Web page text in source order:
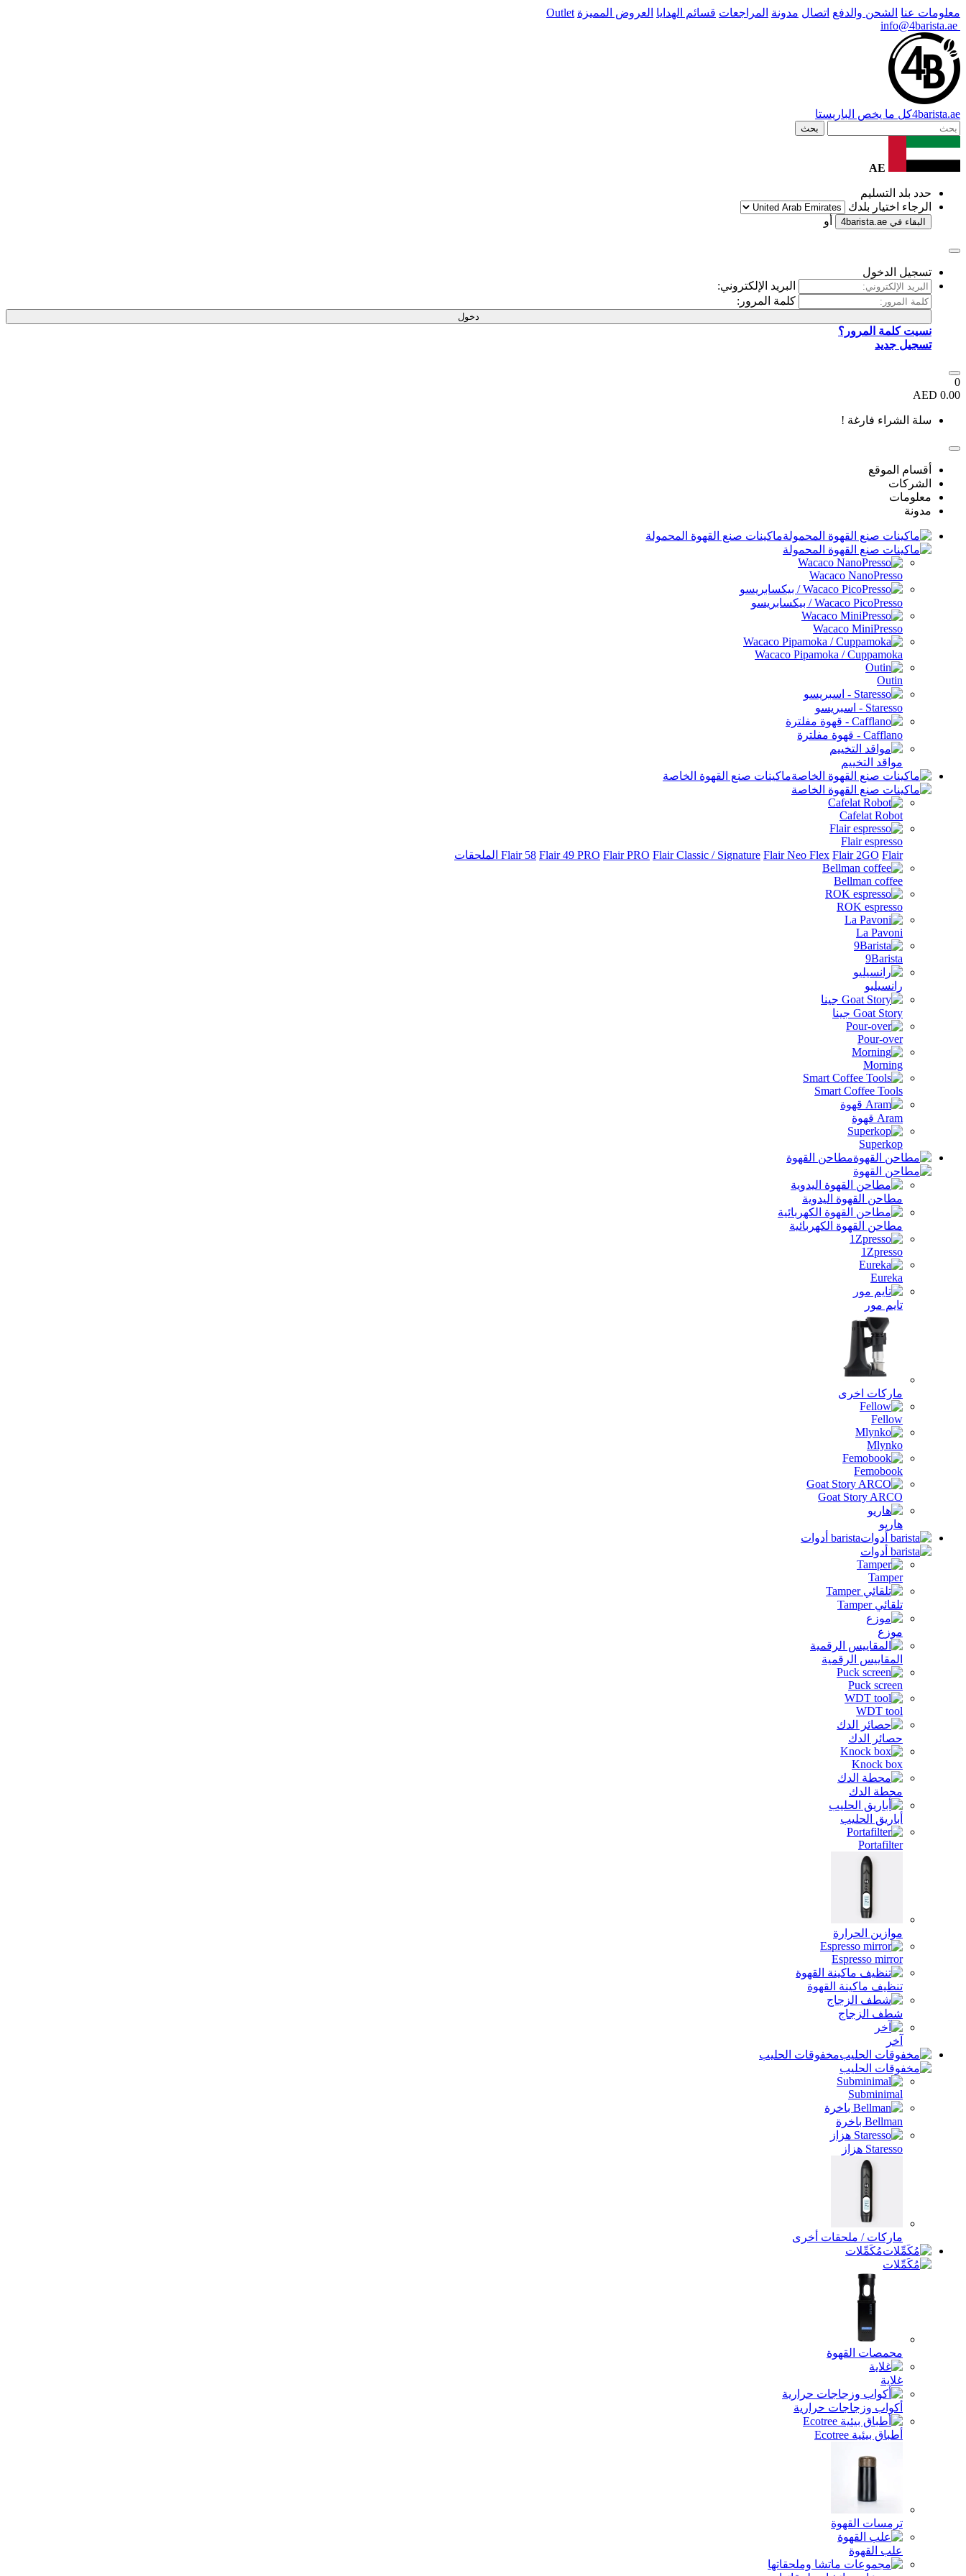
معلومات عنا الشحن والدفع اتصال مدونة المراجعات قسائم الهدايا العروض المميزة Outlet
4barista.ae كل ما يخص الباريستا
بحث
AE
حدد بلد التسليم
الرجاء اختيار بلدك
البقاء في 4barista.ae أو
تسجيل الدخول
البريد الإلكتروني:
كلمة المرور:
دخول
نسيت كلمة المرور؟
تسجيل جديد
0
0.00 AED
سلة الشراء فارغة !
أقسام الموقع
الشركات
معلومات
مدونة
ماكينات صنع القهوة المحمولة
Wacaco NanoPresso
Wacaco PicoPresso / بيكسابريسو
Wacaco MiniPresso
Wacaco Pipamoka / Cuppamoka
Outin
Staresso - اسبريسو
Cafflano - قهوة مفلترة
مواقد التخييم
ماكينات صنع القهوة الخاصة
Cafelat Robot
Flair espresso
Flair 58 Flair 49 PRO Flair PRO Flair Classic / Signature Flair Neo Flex Flair 2GO Flair الملحقات
Bellman coffee
ROK espresso
La Pavoni
9Barista
رانسيليو
Goat Story جينا
Pour-over
Morning
Smart Coffee Tools
Aram قهوة
Superkop
مطاحن القهوة
مطاحن القهوة اليدوية
مطاحن القهوة الكهربائية
1Zpresso
Eureka
تايم مور
ماركات اخرى
Fellow
Mlynko
Femobook
Goat Story ARCO
هاريو
barista أدوات
Tamper
تلقائي Tamper
موزع
المقاييس الرقمية
Puck screen
WDT tool
حصائر الدك
Knock box
محطة الدك
أباريق الحليب
Portafilter
موازين الحرارة
Espresso mirror
تنظيف ماكينة القهوة
شطف الزجاج
آخر
مخفوقات الحليب
Subminimal
Bellman باخرة
Staresso هزاز
ماركات / ملحقات أخرى
مُكَمِّلات
محمصات القهوة
غلاية
أكواب وزجاجات حرارية
أطباق بيئية Ecotree
ترمسات القهوة
علب القهوة